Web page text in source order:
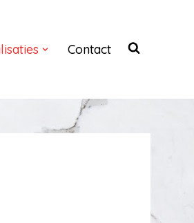
Contact